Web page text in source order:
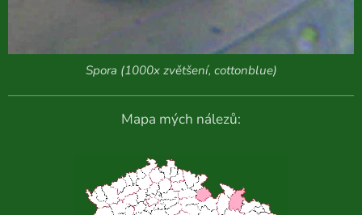
Spora (1000x zvětšení, cottonblue)
Mapa mých nálezů: